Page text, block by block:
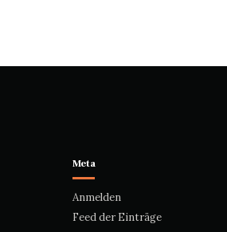
Meta
Anmelden
Feed der Einträge